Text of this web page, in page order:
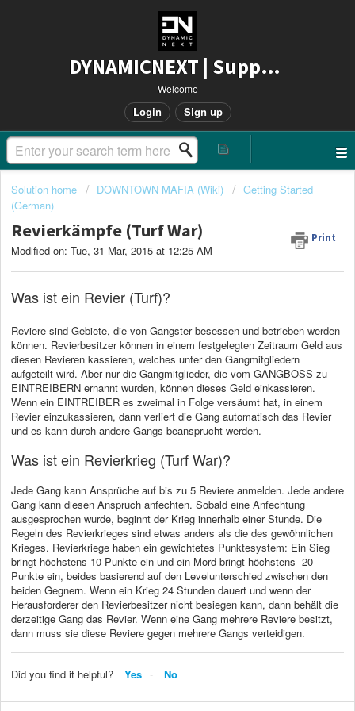
DYNAMICNEXT | Support
Welcome
Login Sign up
Solution home DOWNTOWN MAFIA (Wiki)
Getting Started
(German)
Revierkämpfe (Turf War) Print
Modified on: Tue, 31 Mar, 2015 at 12:25 AM
Was ist ein Revier (Turf)?
Reviere sind Gebiete, die von Gangster besessen und betrieben werden
können. Revierbesitzer können in einem festgelegten Zeitraum Geld aus
diesen Revieren kassieren, welches unter den Gangmitgliedern
aufgeteilt wird. Aber nur die Gangmitglieder, die vom GANGBOSS zu
EINTREIBERN ernannt wurden, können dieses Geld einkassieren.
Wenn ein EINTREIBER es zweimal in Folge versäumt hat, in einem
Revier einzukassieren, dann verliert die Gang automatisch das Revier
und es kann durch andere Gangs beansprucht werden.
Was ist ein Revierkrieg (Turf War)?
Jede Gang kann Ansprüche auf bis zu 5 Reviere anmelden. Jede andere
Gang kann diesen Anspruch anfechten. Sobald eine Anfechtung
ausgesprochen wurde, beginnt der Krieg innerhalb einer Stunde. Die
Regeln des Revierkrieges sind etwas anders als die des gewöhnlichen
Krieges. Revierkriege haben ein gewichtetes Punktesystem: Ein Sieg
bringt höchstens 10 Punkte ein und ein Mord bringt höchstens 20
Punkte ein, beides basierend auf den Levelunterschied zwischen den
beiden Gegnern. Wenn ein Krieg 24 Stunden dauert und wenn der
Herausforderer den Revierbesitzer nicht besiegen kann, dann behält die
derzeitige Gang das Revier. Wenn eine Gang mehrere Reviere besitzt,
dann muss sie diese Reviere gegen mehrere Gangs verteidigen.
Did you find it helpful? Yes No